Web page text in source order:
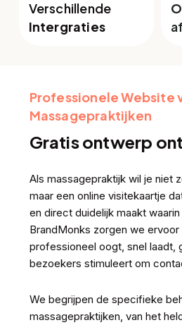
Verschillende
Intergraties
Professionele Website
Massagepraktijken
Gratis ontwerp
Als massagepraktijk wil je niet
maar een online visitekaartje
en direct duidelijk maakt
BrandMonks zorgen we
professioneel oogt, snel laadt,
bezoekers stimuleert om
We begrijpen de specifieke
massagepraktijken, van het